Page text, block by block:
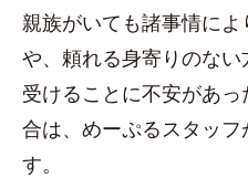
親族がいても諸事情に
や、頼れる身寄りのな
受けることに不安があ
合は、めーぷるスタッ
す。